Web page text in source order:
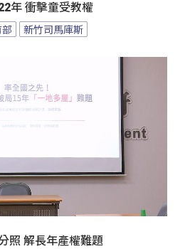
年 衝擊童受教權
新竹司馬庫斯
照 解長年產權難題